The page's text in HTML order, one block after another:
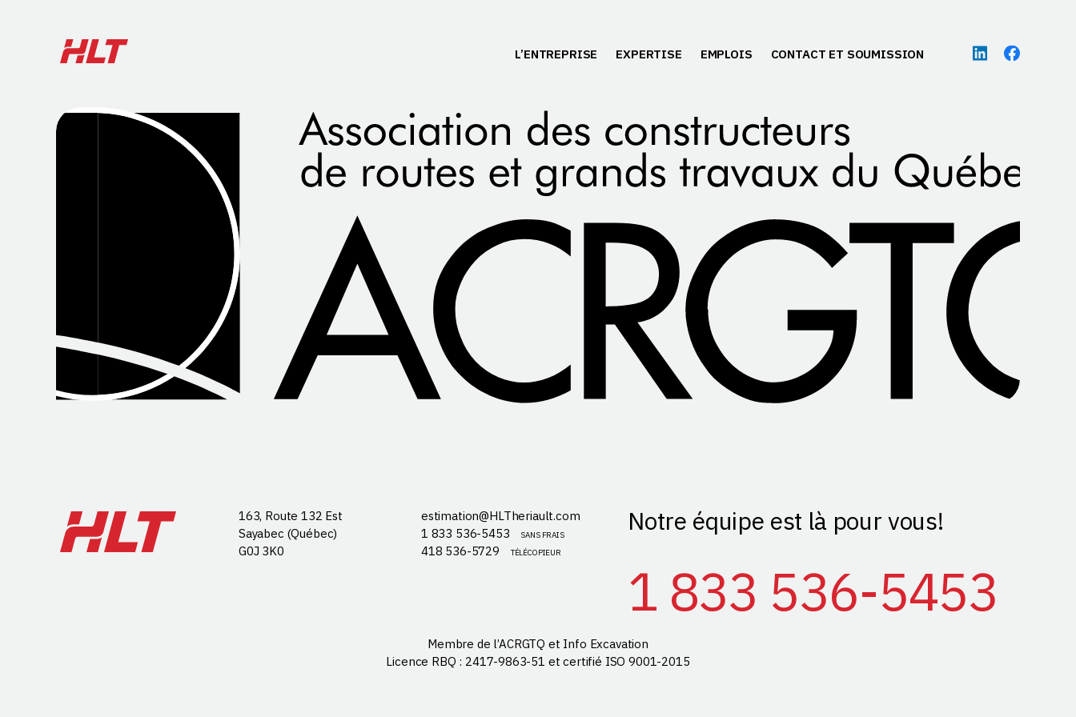
L’ENTREPRISE EXPERTISE EMPLOIS CONTACT ET SOUMISSION
Notre équipe est là pour vous!
1 833 536-5453
163, Route 132 Est
Sayabec (Québec)
G0J 3K0
estimation@HLTheriault.com
1 833 536-5453
SANS FRAIS
418 536-5729 TÉLÉCOPIEUR
Membre de l’ACRGTQ et Info Excavation
Licence RBQ : 2417-9863-51 et certifié ISO 9001-2015